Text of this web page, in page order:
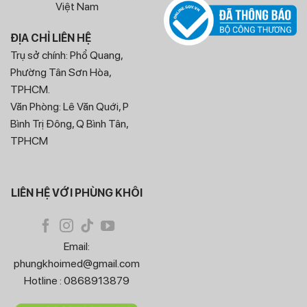
Giường Gội Spa Dưỡng Sinh…
Việt Nam
ĐỊA CHỈ LIÊN HỆ
Trụ sở chính: Phổ Quang,
Phường Tân Sơn Hòa,
TPHCM.
Văn Phòng: Lê Văn Quới, P
Bình Trị Đông, Q Bình Tân,
TPHCM
LIÊN HỆ VỚI PHÙNG KHÔI
Email:
phungkhoimed@gmail.com
Hotline : 0868913879